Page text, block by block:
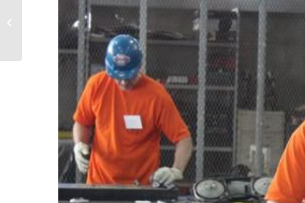
Columbus Open House
Competition Winners